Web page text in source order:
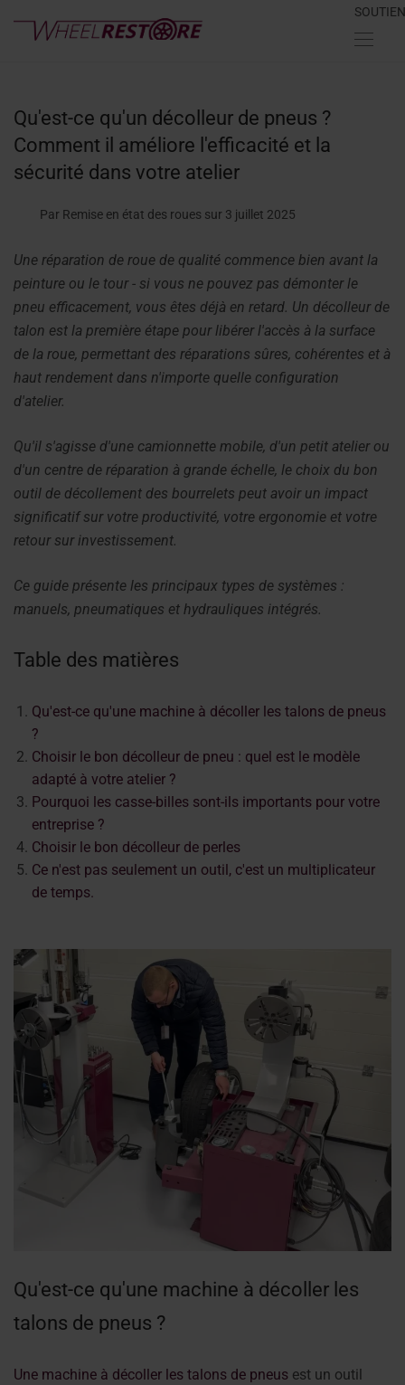
SOUTIEN
Qu'est-ce qu'un décolleur de pneus ?
Comment il améliore l'efficacité et la
sécurité dans votre atelier
Par Remise en état des roues sur 3 juillet 2025
Une réparation de roue de qualité commence bien avant la
peinture ou le tour - si vous ne pouvez pas démonter le
pneu efficacement, vous êtes déjà en retard. Un décolleur de
talon est la première étape pour libérer l'accès à la surface
de la roue, permettant des réparations sûres, cohérentes et à
haut rendement dans n'importe quelle configuration
d'atelier.
Qu'il s'agisse d'une camionnette mobile, d'un petit atelier ou
d'un centre de réparation à grande échelle, le choix du bon
outil de décollement des bourrelets peut avoir un impact
significatif sur votre productivité, votre ergonomie et votre
retour sur investissement.
Ce guide présente les principaux types de systèmes :
manuels, pneumatiques et hydrauliques intégrés.
Table des matières
Qu'est-ce qu'une machine à décoller les talons de pneus
?
Choisir le bon décolleur de pneu : quel est le modèle
adapté à votre atelier ?
Pourquoi les casse-billes sont-ils importants pour votre
entreprise ?
Choisir le bon décolleur de perles
Ce n'est pas seulement un outil, c'est un multiplicateur
de temps.
Qu'est-ce qu'une machine à décoller les
talons de pneus ?
Une machine à décoller les talons de pneus est un outil